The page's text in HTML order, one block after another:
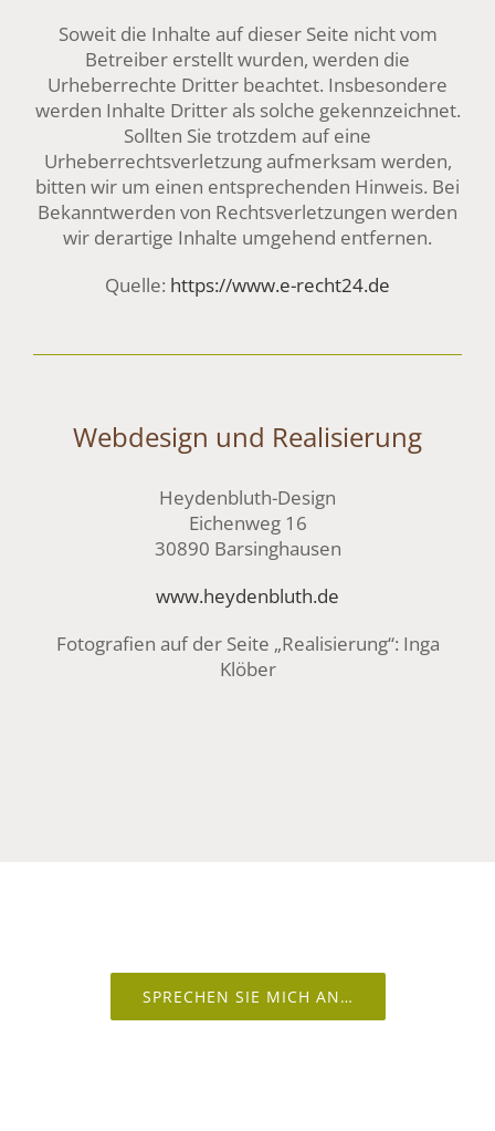
Soweit die Inhalte auf dieser Seite nicht vom
Betreiber erstellt wurden, werden die
Urheberrechte Dritter beachtet. Insbesondere
werden Inhalte Dritter als solche gekennzeichnet.
Sollten Sie trotzdem auf eine
Urheberrechtsverletzung aufmerksam werden,
bitten wir um einen entsprechenden Hinweis. Bei
Bekanntwerden von Rechtsverletzungen werden
wir derartige Inhalte umgehend entfernen.
Quelle: https://www.e-recht24.de
Webdesign und Realisierung
Heydenbluth-Design
Eichenweg 16
30890 Barsinghausen
www.heydenbluth.de
Fotografien auf der Seite „Realisierung“: Inga
Klöber
SPRECHEN SIE MICH AN…